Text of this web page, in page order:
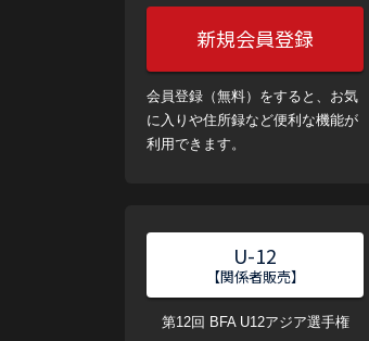
新規会員登録
会員登録（無料）をすると、お気
に入りや住所録など便利な機能が
利用できます。
U-12
【関係者販売】
第12回 BFA U12アジア選手権